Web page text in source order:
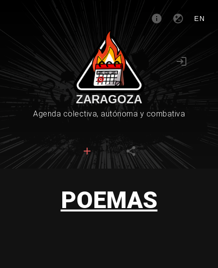
EN
ZARAGOZA
Agenda colectiva, autónoma y combativa
POEMAS